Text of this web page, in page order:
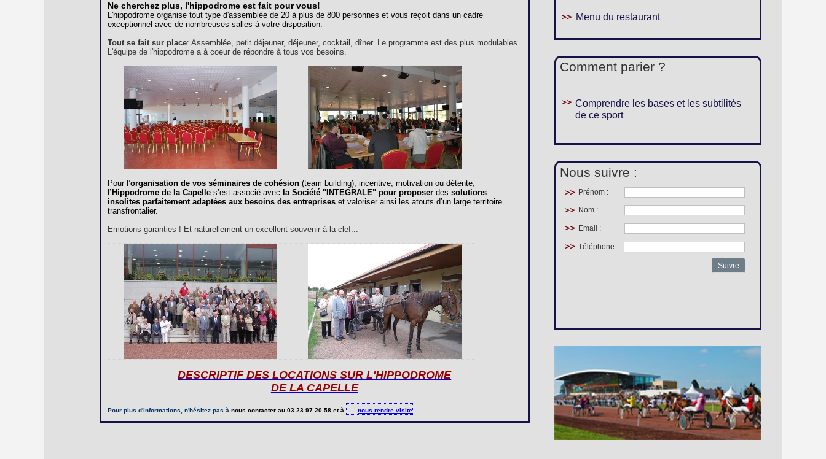
Ne cherchez plus, l'hippodrome est fait pour vous!
L'hippodrome organise tout type d'assemblée de 20 à plus de 800 personnes et vous reçoit dans un cadre
exceptionnel avec de nombreuses salles à votre disposition.
Tout se fait sur place: Assemblée, petit déjeuner, déjeuner, cocktail, dîner. Le programme est des plus modulables.
L'équipe de l'hippodrome a à coeur de répondre à tous vos besoins.
Pour l’organisation de vos séminaires de cohésion (team building), incentive, motivation ou détente,
’Hippodrome de la Capelle s’est associé avec la Société " INTEGRALE" pour proposer dessolutions
insolites parfaitement adaptées aux besoins des entreprises et valoriser ainsi les atouts d’un large territoire
transfrontalier.
Emotions garanties ! Et naturellement un excellent souvenir à la clef...
DESCRIPTIF DES LOCATIONS SUR L'HIPPODROME
DE LA CAPELLE
Pour plus d'informations, n'hésitez pas ànous contacter au 03.23.97.20.58 et à nous rendre visite
Menu du restaurant
Comment parier ?
Comprendre les bases et les subtilités
de ce sport
Nous suivre :
Prénom :
Nom :
Email :
Téléphone :
Suivre